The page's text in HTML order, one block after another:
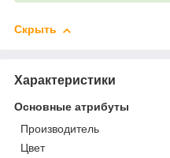
Скрыть
Характеристики
Основные атрибуты
Производитель
Цвет